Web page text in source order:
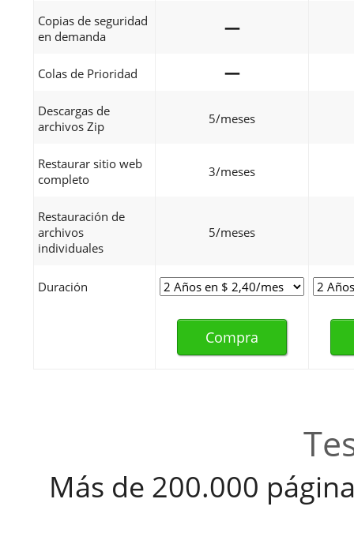
Copias de seguridad
en demanda
—
Colas de Prioridad —
Descargas de
archivos Zip
5/meses
Restaurar sitio web
completo
3/meses
Restauración de
archivos
individuales
5/meses
Duración
Compra
Más de 200.000